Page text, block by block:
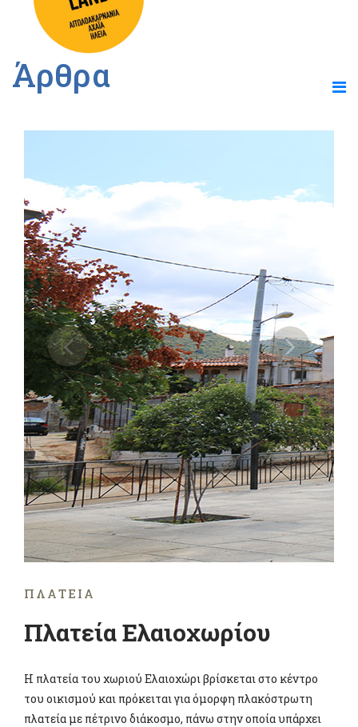
Άρθρα
ΠΛΑΤΕΊΑ
Πλατεία Ελαιοχωρίου
Η πλατεία του χωριού Ελαιοχώρι βρίσκεται στο κέντρο
του οικισμού και πρόκειται για όμορφη πλακόστρωτη
πλατεία με πέτρινο διάκοσμο, πάνω στην οποία υπάρχει